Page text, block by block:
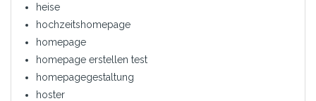
heise
hochzeitshomepage
homepage
homepage erstellen test
homepagegestaltung
hoster